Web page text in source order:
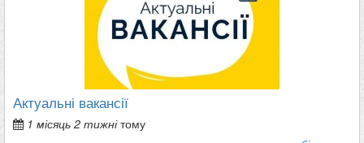
Актуальні вакансії
1 місяць 2 тижнітому